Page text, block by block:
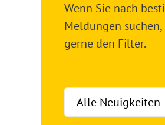
Wenn Sie nach
Meldungen
gerne den Filter.